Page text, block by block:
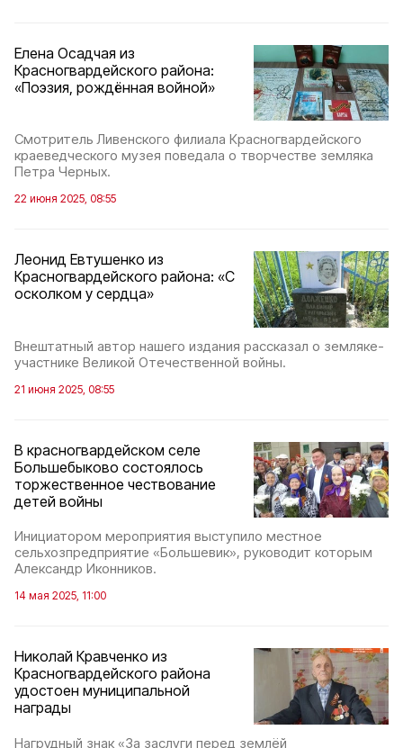
Елена Осадчая из
Красногвардейского района:
«Поэзия, рождённая войной»
Смотритель Ливенского филиала Красногвардейского
краеведческого музея поведала о творчестве земляка
Петра Черных.
22 июня 2025, 08:55
Леонид Евтушенко из
Красногвардейского района: «С
осколком у сердца»
Внештатный автор нашего издания рассказал о земляке-
участнике Великой Отечественной войны.
21 июня 2025, 08:55
В красногвардейском селе
Большебыково состоялось
торжественное чествование
детей войны
Инициатором мероприятия выступило местное
сельхозпредприятие «Большевик», руководит которым
Александр Иконников.
14 мая 2025, 11:00
Николай Кравченко из
Красногвардейского района
удостоен муниципальной
награды
Нагрудный знак «За заслуги перед землёй